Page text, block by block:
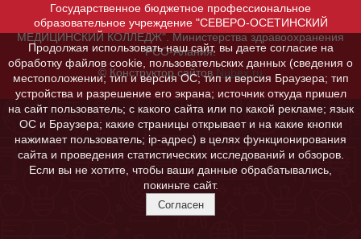
Государственное бюджетное профессиональное
образовательное учреждение "СЕВЕРО-ОСЕТИНСКИЙ
МЕДИЦИНСКИЙ КОЛЛЕДЖ". Министерства здравоохранения
РСО-Алания.
© Конструктор сайтов Nubex.ru
Продолжая использовать наш сайт, вы даете согласие на
обработку файлов cookie, пользовательских данных (сведения о
местоположении; тип и версия ОС; тип и версия Браузера; тип
устройства и разрешение его экрана; источник откуда пришел
на сайт пользователь; с какого сайта или по какой рекламе; язык
ОС и Браузера; какие страницы открывает и на какие кнопки
нажимает пользователь; ip-адрес) в целях функционирования
сайта и проведения статистических исследований и обзоров.
Если вы не хотите, чтобы ваши данные обрабатывались,
покиньте сайт.
Согласен